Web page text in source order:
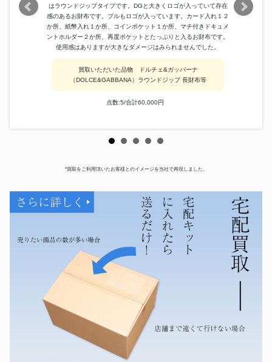
はラウンドジップタイプです。DGと大きくロゴが入っていて存在
感のあるお財布です。プルもロゴが入っています。カード入れ１２
か所、紙幣入れ１か所、コインポケット１か所、マチ付きドキュメ
ントホルダー２か所、再度ポケットとたっぷりと入るお財布です。
使用感はありますが大きなダメージはみられませんでした。
買取いただいた品物 ドルチェ&ガッバーナ
（DOLCE&GABBANA）ラウンドジップ 長財布等
点数:5/合計60,000円
*買取をご利用頂いたお客様とのイメージを当社で再現しました。